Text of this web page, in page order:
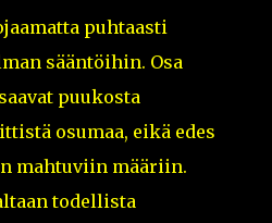
puhtaasti
sääntöihin. Osa
puukosta
osumaa, eikä edes
mahtuviin määriin.
todellista